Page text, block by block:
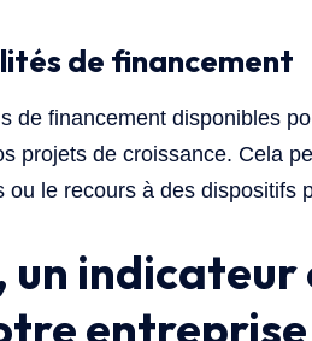
de financement
de financement disponibles
projets de croissance. Cela
ou le recours à des
un indicateur
entreprise